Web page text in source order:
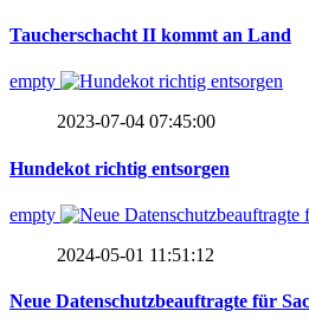
Taucherschacht II kommt an Land
empty
2023-07-04 07:45:00
Hundekot richtig entsorgen
empty
2024-05-01 11:51:12
Neue Datenschutzbeauftragte für